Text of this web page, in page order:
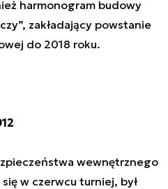
harmonogram budowy
zakładający powstanie
do 2018 roku.
wewnętrznego
w czerwcu turniej, był